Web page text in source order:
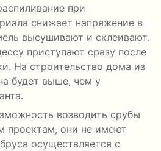
при
снижает напряжение в
высушивают и склеивают.
приступают сразу после
На строительство дома из
будет выше, чем у
возводить срубы
проектам, они не имеют
осуществляется с